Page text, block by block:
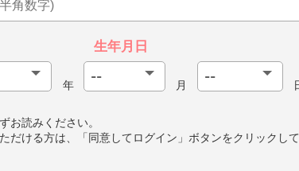
生年月日
年 月
お読みください。
だける方は、「同意してログイン」ボタンをクリックして